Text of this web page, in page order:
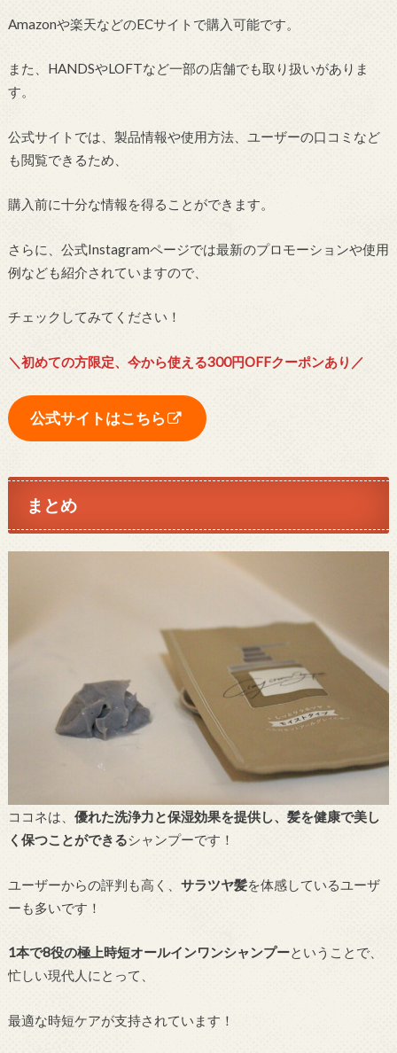
Amazonや楽天などのECサイトで購入可能です。
また、HANDSやLOFTなど一部の店舗でも取り扱いがありま
す。
公式サイトでは、製品情報や使用方法、ユーザーの口コミなど
も閲覧できるため、
購入前に十分な情報を得ることができます。
さらに、公式Instagramページでは最新のプロモーションや使用
例なども紹介されていますので、
チェックしてみてください！
＼初めての方限定、今から使える300円OFFクーポンあり／
公式サイトはこちら
まとめ
ココネは、 優れた洗浄力と保湿効果を提供し、髪を健康で美し
く保つことができるシャンプーです！
ユーザーからの評判も高く、 サラツヤ髪を体感しているユーザ
ーも多いです！
1本で8役の極上時短オールインワンシャンプーということで、
忙しい現代人にとって、
最適な時短ケアが支持されています！